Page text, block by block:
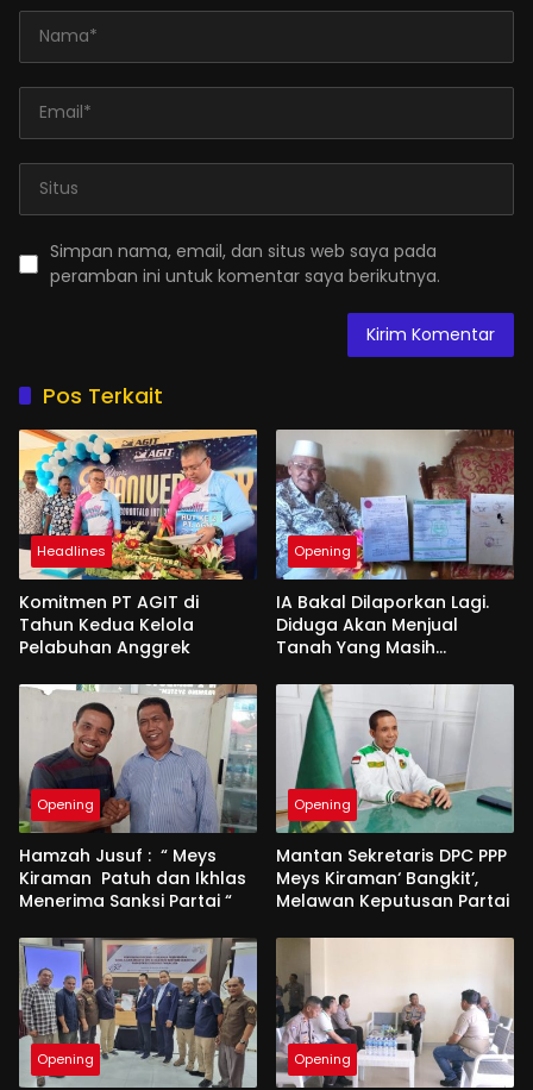
Simpan nama, email, dan situs web saya pada
peramban ini untuk komentar saya berikutnya.
Pos Terkait
Headlines
Komitmen PT AGIT di
Tahun Kedua Kelola
Pelabuhan Anggrek
Opening
IA Bakal Dilaporkan Lagi.
Diduga Akan Menjual
Tanah Yang Masih
Opening
Hamzah Jusuf : “ Meys
Kiraman Patuh dan Ikhlas
Menerima Sanksi Partai “
Opening
Mantan Sekretaris DPC PPP
Meys Kiraman‘ Bangkit’,
Melawan Keputusan Partai
Opening Opening